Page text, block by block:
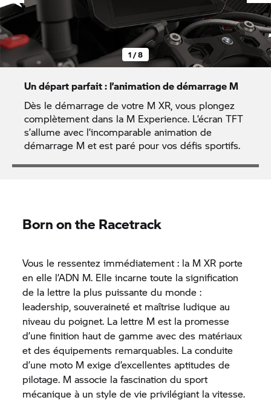
1 / 8
Un départ parfait : l’animation de démarrage M
Dès le démarrage de votre M XR, vous plongez
complètement dans la M Experience. L’écran TFT
s’allume avec l’incomparable animation de
démarrage M et est paré pour vos défis sportifs.
Born on the Racetrack
Vous le ressentez immédiatement : la M XR porte
en elle l’ADN M. Elle incarne toute la signification
de la lettre la plus puissante du monde :
leadership, souveraineté et maîtrise ludique au
niveau du poignet. La lettre M est la promesse
d’une finition haut de gamme avec des matériaux
et des équipements remarquables. La conduite
d’une moto M exige d’excellentes aptitudes de
pilotage. M associe la fascination du sport
mécanique à un style de vie privilégiant la vitesse.